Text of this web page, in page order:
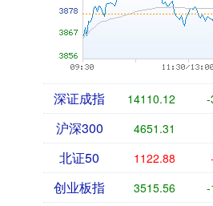
深证成指 14110.12 -
沪深300 4651.31
北证50 1122.88
创业板指 3515.56 -